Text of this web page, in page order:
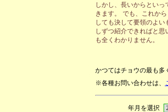
しかし、長いからとい
きます。 でも、これか
しても決して要領のよ
しずつ紹介できればと
も全くわかりません。
かつてはチョウの最も多
※各種お問い合わせは、
年月を選択